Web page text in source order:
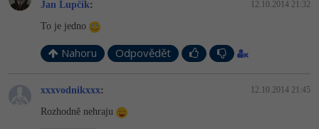
Jan Lupčík: 12.10.2014 21:32
To je jedno
Nahoru Odpovědět
xxxvodnikxxx: 12.10.2014 21:45
Rozhodně nehraju